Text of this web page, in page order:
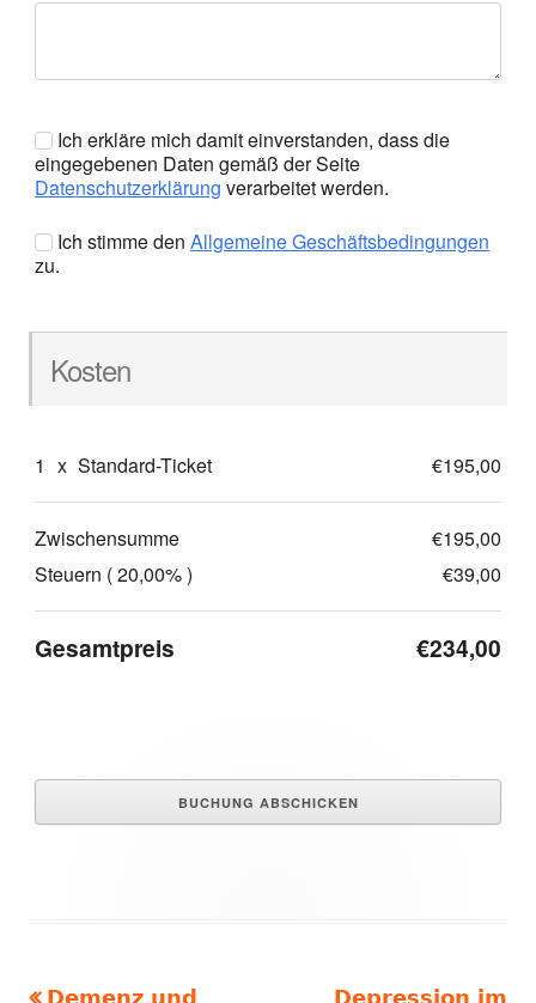
Ich erkläre mich damit einverstanden, dass die
eingegebenen Daten gemäß der Seite
Datenschutzerklärung verarbeitet werden.
Ich stimme den Allgemeine Geschäftsbedingungen
zu.
Kosten
1 x Standard-Ticket €195,00
Zwischensumme
€195,00
Steuern ( 20,00% )
€39,00
Gesamtpreis €234,00
Vorheriger
Demenz und Nächster
Depression im